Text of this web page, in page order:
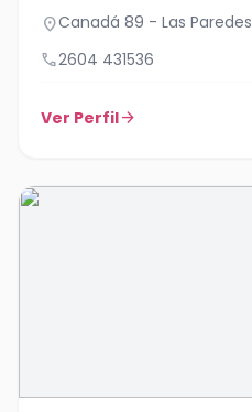
location_onCanadá 89 - Las Paredes
call2604 431536
Ver Perfilarrow_forward